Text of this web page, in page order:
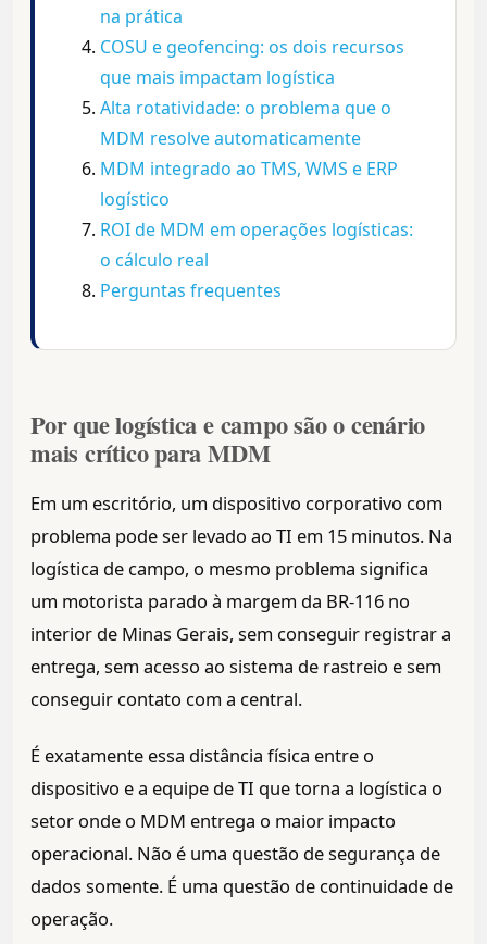
na prática
COSU e geofencing: os dois recursos
que mais impactam logística
Alta rotatividade: o problema que o
MDM resolve automaticamente
MDM integrado ao TMS, WMS e ERP
logístico
ROI de MDM em operações logísticas:
o cálculo real
Perguntas frequentes
Por que logística e campo são o cenário
mais crítico para MDM
Em um escritório, um dispositivo corporativo com
problema pode ser levado ao TI em 15 minutos. Na
logística de campo, o mesmo problema significa
um motorista parado à margem da BR-116 no
interior de Minas Gerais, sem conseguir registrar a
entrega, sem acesso ao sistema de rastreio e sem
conseguir contato com a central.
É exatamente essa distância física entre o
dispositivo e a equipe de TI que torna a logística o
setor onde o MDM entrega o maior impacto
operacional. Não é uma questão de segurança de
dados somente. É uma questão de continuidade de
operação.